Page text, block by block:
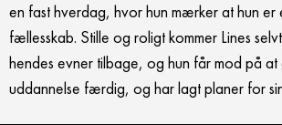
en fast hverdag, hvor hun mærker at hun er
fællesskab. Stille og roligt kommer Lines
hendes evner tilbage, og hun får mod på
uddannelse færdig, og har lagt planer for